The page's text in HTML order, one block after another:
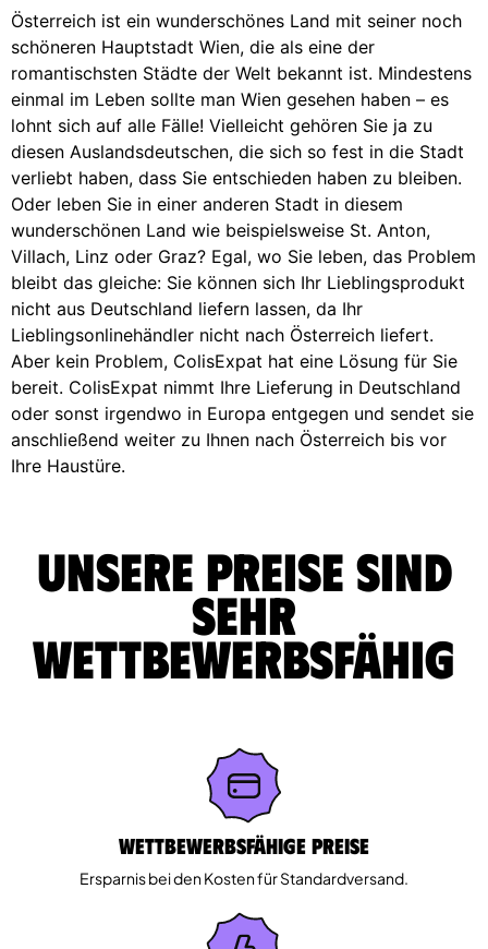
Österreich ist ein wunderschönes Land mit seiner noch
schöneren Hauptstadt Wien, die als eine der
romantischsten Städte der Welt bekannt ist. Mindestens
einmal im Leben sollte man Wien gesehen haben – es
lohnt sich auf alle Fälle! Vielleicht gehören Sie ja zu
diesen Auslandsdeutschen, die sich so fest in die Stadt
verliebt haben, dass Sie entschieden haben zu bleiben.
Oder leben Sie in einer anderen Stadt in diesem
wunderschönen Land wie beispielsweise St. Anton,
Villach, Linz oder Graz? Egal, wo Sie leben, das Problem
bleibt das gleiche: Sie können sich Ihr Lieblingsprodukt
nicht aus Deutschland liefern lassen, da Ihr
Lieblingsonlinehändler nicht nach Österreich liefert.
Aber kein Problem, ColisExpat hat eine Lösung für Sie
bereit. ColisExpat nimmt Ihre Lieferung in Deutschland
oder sonst irgendwo in Europa entgegen und sendet sie
anschließend weiter zu Ihnen nach Österreich bis vor
Ihre Haustüre.
Unsere Preise sind
sehr
wettbewerbsfähig
Wettbewerbsfähige Preise
Ersparnis bei den Kosten für Standardversand.